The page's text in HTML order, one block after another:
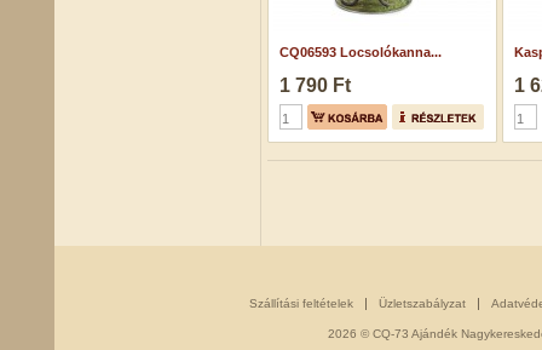
CQ06593 Locsolókanna...
1 790 Ft 1
Szállítási feltételek Üzletszabályzat
2026 © CQ-73 Ajándék